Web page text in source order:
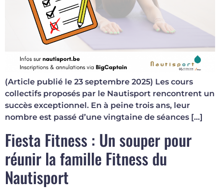
(Article publié le 23 septembre 2025) Les cours
collectifs proposés par le Nautisport rencontrent un
succès exceptionnel. En à peine trois ans, leur
nombre est passé d’une vingtaine de séances […]
Fiesta Fitness : Un souper pour
réunir la famille Fitness du
Nautisport